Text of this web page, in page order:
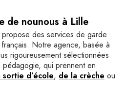
de nounous à Lille
des services de garde
Notre agence, basée à
rigoureusement sélectionnées
qui prennent en
sortie d’école, de la crèche ou